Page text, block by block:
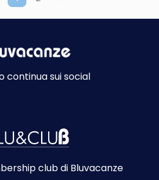
continua sui social
club di Bluvacanze